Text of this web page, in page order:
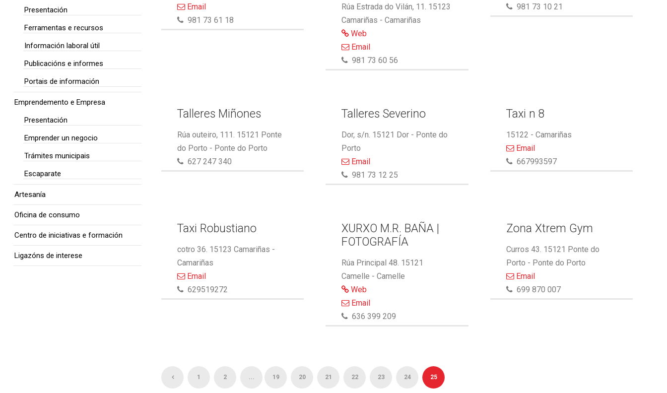
Email
981 73 61 18
Rúa Estrada do Vilán, 11. 15123
Camariñas - Camariñas
Web
Email
981 73 60 56
981 73 10 21
Talleres Miñones
Rúa outeiro, 111. 15121 Ponte
do Porto - Ponte do Porto
627 247 340
Talleres Severino
Dor, s/n. 15121 Dor - Ponte do
Porto
Email
981 73 12 25
Taxi n 8
15122 - Camariñas
Email
667993597
Taxi Robustiano
cotro 36. 15123 Camariñas -
Camariñas
Email
629519272
XURXO M.R. BAÑA |
FOTOGRAFÍA
Rúa Principal 48. 15121
Camelle - Camelle
Web
Email
636 399 209
Zona Xtrem Gym
Curros 43. 15121 Ponte do
Porto - Ponte do Porto
Email
699 870 007
1 2 ... 19 20 21 22 23 24 25
Presentación
Ferramentas e recursos
Información laboral útil
Publicacións e informes
Portais de información
Emprendemento e Empresa
Presentación
Emprender un negocio
Trámites municipais
Escaparate
Artesanía
Oficina de consumo
Centro de iniciativas e formación
Ligazóns de interese